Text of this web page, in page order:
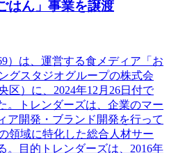
はん」事業を譲渡
）は、運営する食メディア「お
グスタジオグループの株式会
区）に、2024年12月26日付で
。トレンダーズは、企業のマー
ア開発・ブランド開発を行って
領域に特化した総合人材サー
。目的トレンダーズは、2016年